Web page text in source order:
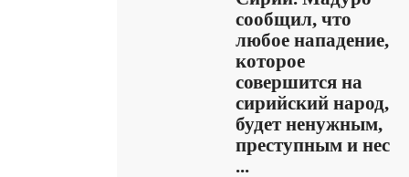
сообщил, что
любое нападение,
которое
совершится на
сирийский народ,
будет ненужным,
преступным и нес
...